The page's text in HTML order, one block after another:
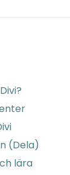
(Dela)
lära